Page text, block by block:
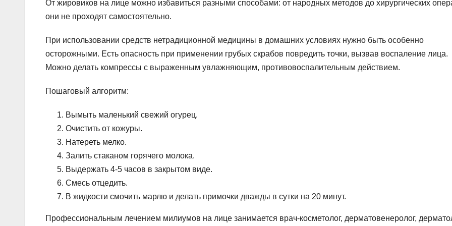
От жировиков на лице можно избавиться разными способами: от народных методов до хирургических
они не проходят самостоятельно.
При использовании средств нетрадиционной медицины в домашних условиях нужно быть особенно
осторожными. Есть опасность при применении грубых скрабов повредить точки, вызвав воспаление лица.
Можно делать компрессы с выраженным увлажняющим, противовоспалительным действием.
Пошаговый алгоритм:
Вымыть маленький свежий огурец.
Очистить от кожуры.
Натереть мелко.
Залить стаканом горячего молока.
Выдержать 4-5 часов в закрытом виде.
Смесь отцедить.
В жидкости смочить марлю и делать примочки дважды в сутки на 20 минут.
Профессиональным лечением милиумов на лице занимается врач-косметолог, дерматовенеролог,